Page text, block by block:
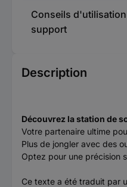
Conseils
support
Description
Découvrez la station de
Votre partenaire ultime
Plus de jongler avec des
Optez pour une précision
Ce texte a été traduit par